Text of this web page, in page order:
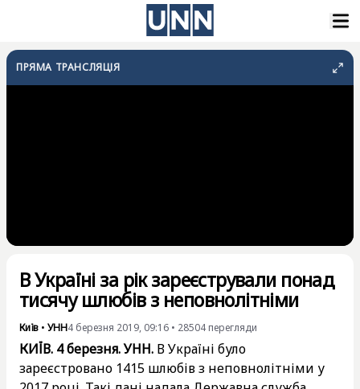
ПРЯМА ТРАНСЛЯЦІЯ
В Україні за рік зареєстрували понад
тисячу шлюбів з неповнолітніми
Київ • УНН4 березня 2019, 09:16 • 28504 перегляди
КИЇВ. 4 березня. УНН. В Україні було
зареєстровано 1415 шлюбів з неповнолітніми у